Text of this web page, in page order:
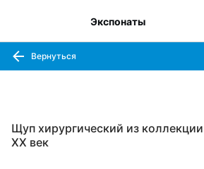
Экспонаты
Вернуться
Щуп хирургический из
XX век